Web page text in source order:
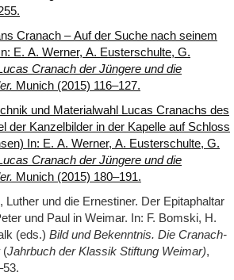
Cranach – Auf der Suche nach seinem
E. A. Werner, A. Eusterschulte, G.
Cranach der Jüngere und die
Munich (2015) 116‒127.
und Materialwahl Lucas Cranachs des
der Kanzelbilder in der Kapelle auf Schloss
In: E. A. Werner, A. Eusterschulte, G.
Cranach der Jüngere und die
Munich (2015) 180‒191.
und die Ernestiner. Der Epitaphaltar
und Paul in Weimar. In: F. Bomski, H.
(eds.) Bild und Bekenntnis. Die Cranach-
(Jahrbuch der Klassik Stiftung Weimar),